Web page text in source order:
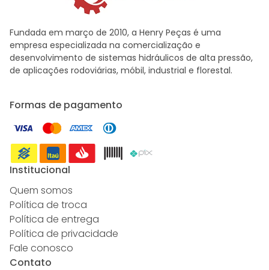
Fundada em março de 2010, a Henry Peças é uma
empresa especializada na comercialização e
desenvolvimento de sistemas hidráulicos de alta pressão,
de aplicações rodoviárias, móbil, industrial e florestal.
Formas de pagamento
Institucional
Quem somos
Política de troca
Política de entrega
Política de privacidade
Fale conosco
Contato